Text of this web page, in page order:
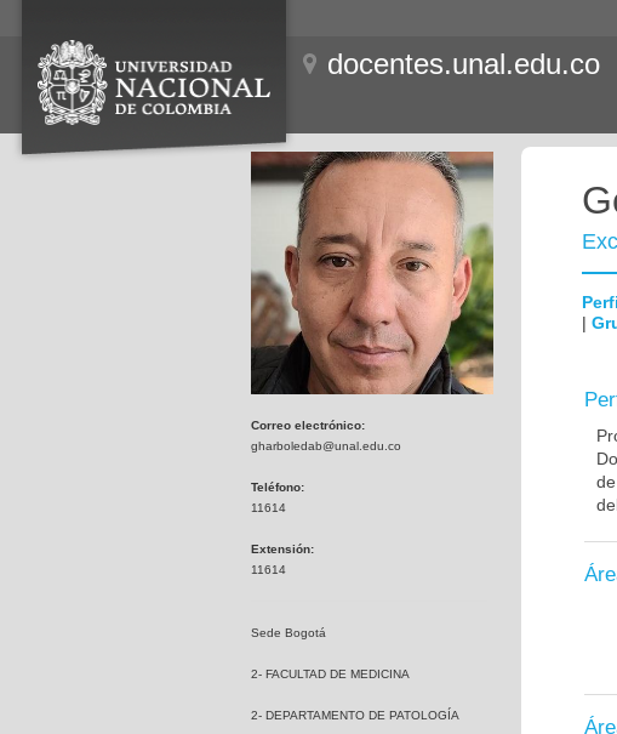
docentes.unal.edu.co
Correo electrónico:
gharboledab@unal.edu.co
Teléfono:
11614
Extensión:
11614
Sede Bogotá
2- FACULTAD DE MEDICINA
2- DEPARTAMENTO DE PATOLOGÍA
|